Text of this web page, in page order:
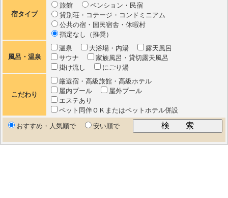
宿タイプ
旅館
ペンション・民宿
貸別荘・コテージ・コンドミニアム
公共の宿・国民宿舎・休暇村
指定なし（推奨）
風呂・温泉
温泉 大浴場・内湯
露天風呂
サウナ
家族風呂・貸切露天風呂
掛け流し
にごり湯
こだわり
厳選宿・高級旅館・高級ホテル
屋内プール
屋外プール
エステあり
ペット同伴ＯＫまたはペットホテル併設
おすすめ・人気順で 安い順で